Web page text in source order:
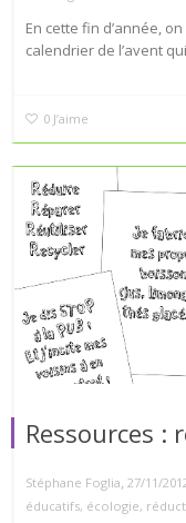
En cette fin d’année,
calendrier de l’avent
0 J’aime
Ressources :
Stéphane Foglia, 27/11/
éducatifs, écologie,